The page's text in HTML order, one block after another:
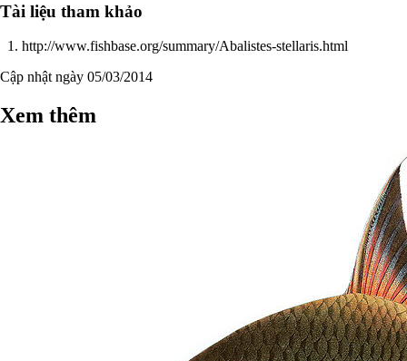
Tài liệu tham khảo
http://www.fishbase.org/summary/Abalistes-stellaris.html
Cập nhật ngày 05/03/2014
Xem thêm